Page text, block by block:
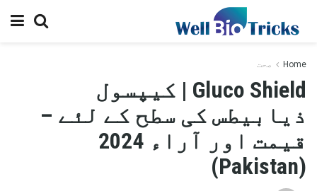
Home صحت
Gluco Shield | کیپسول
ذیابیطس کی سطح کے لئے –
قیمت اور آراء 2024
(Pakistan)